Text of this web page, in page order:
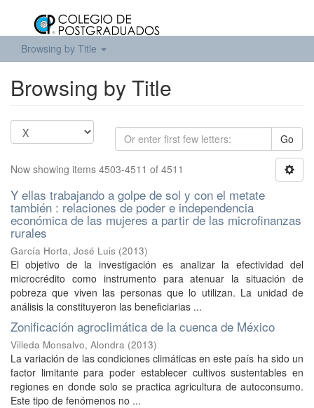
Browsing by Title
Browsing by Title
Go
Now showing items 4503-4511 of 4511
Y ellas trabajando a golpe de sol y con el metate
también : relaciones de poder e independencia
económica de las mujeres a partir de las microfinanzas
rurales
García Horta, José Luis (2013)
El objetivo de la investigación es analizar la efectividad del
microcrédito como instrumento para atenuar la situación de
pobreza que viven las personas que lo utilizan. La unidad de
análisis la constituyeron las beneficiarias ...
Zonificación agroclimática de la cuenca de México
Villeda Monsalvo, Alondra (2013)
La variación de las condiciones climáticas en este país ha sido un
factor limitante para poder establecer cultivos sustentables en
regiones en donde solo se practica agricultura de autoconsumo.
Este tipo de fenómenos no ...